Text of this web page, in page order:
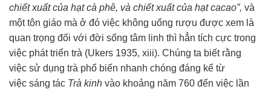
chiết xuất của hạt cà phê, và chiết xuất của hạt cacao”, và
mộttôn giáo mà ở đó việc không uống rượu được xem là
quan trọng đối với đời sống tâm linh thì hẳn tích cực trong
việc phát triển trà (Ukers 1935, xiii). Chúng ta biết rằng
việc sử dụng trà phổ biến nhanh chóng đáng kể từ
việc sáng tác Trà kinh vào khoảng năm 760 đến việc lần